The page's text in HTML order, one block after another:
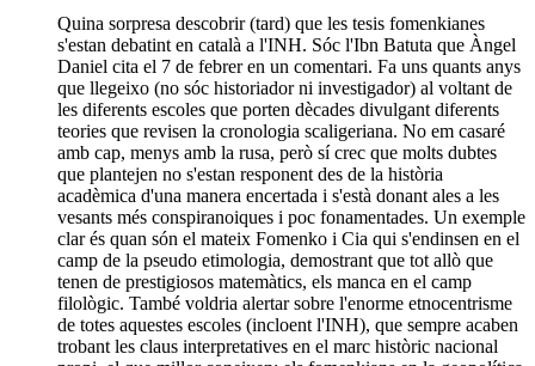
Quina sorpresa descobrir (tard) que les tesis fomenkianes
s'estan debatint en català a l'INH. Sóc l'Ibn Batuta que Àngel
Daniel cita el 7 de febrer en un comentari. Fa uns quants anys
que llegeixo (no sóc historiador ni investigador) al voltant de
les diferents escoles que porten dècades divulgant diferents
teories que revisen la cronologia scaligeriana. No em casaré
amb cap, menys amb la rusa, però sí crec que molts dubtes
que plantejen no s'estan responent des de la història
acadèmica d'una manera encertada i s'està donant ales a les
vesants més conspiranoiques i poc fonamentades. Un exemple
clar és quan són el mateix Fomenko i Cia qui s'endinsen en el
camp de la pseudo etimologia, demostrant que tot allò que
tenen de prestigiosos matemàtics, els manca en el camp
filològic. També voldria alertar sobre l'enorme etnocentrisme
de totes aquestes escoles (incloent l'INH), que sempre acaben
trobant les claus interpretatives en el marc històric nacional